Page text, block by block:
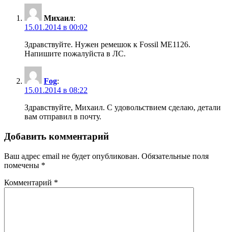
Михаил:
15.01.2014 в 00:02
Здравствуйте. Нужен ремешок к Fossil ME1126.
Напишите пожалуйста в ЛС.
Fog:
15.01.2014 в 08:22
Здравствуйте, Михаил. С удовольствием сделаю, детали
вам отправил в почту.
Добавить комментарий
Ваш адрес email не будет опубликован. Обязательные поля
помечены *
Комментарий *